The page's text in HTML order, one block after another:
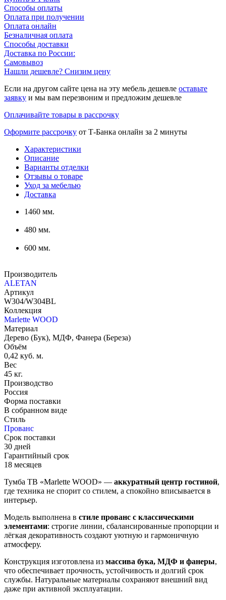
Способы оплаты
Оплата при получении
Оплата онлайн
Безналичная оплата
Способы доставки
Доставка по России:
Самовывоз
Нашли дешевле? Снизим цену
Если на другом сайте цена на эту мебель дешевле оставьте
заявку и мы вам перезвоним и предложим дешевле
Оплачивайте товары в рассрочку
Оформите рассрочку от Т-Банка онлайн за 2 минуты
Характеристики
Описание
Варианты отделки
Отзывы о товаре
Уход за мебелью
Доставка
1460 мм.
480 мм.
600 мм.
Производитель
ALETAN
Артикул
W304/W304BL
Коллекция
Marlette WOOD
Материал
Дерево (Бук), МДФ, Фанера (Береза)
Объём
0,42 куб. м.
Вес
45 кг.
Производство
Россия
Форма поставки
В собранном виде
Стиль
Прованс
Срок поставки
30 дней
Гарантийный срок
18 месяцев
Тумба ТВ «Marlette WOOD» — аккуратный центр гостиной,
где техника не спорит со стилем, а спокойно вписывается в
интерьер.
Модель выполнена в стиле прованс с классическими
элементами: строгие линии, сбалансированные пропорции и
лёгкая декоративность создают уютную и гармоничную
атмосферу.
Конструкция изготовлена из массива бука, МДФ и фанеры,
что обеспечивает прочность, устойчивость и долгий срок
службы. Натуральные материалы сохраняют внешний вид
даже при активной эксплуатации.